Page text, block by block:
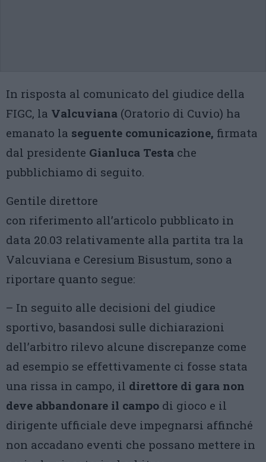
In risposta al comunicato del giudice della
FIGC, la Valcuviana (Oratorio di Cuvio) ha
emanato la seguente comunicazione, firmata
dal presidente Gianluca Testa che
pubblichiamo di seguito.
Gentile direttore
con riferimento all’articolo pubblicato in
data 20.03 relativamente alla partita tra la
Valcuviana e Ceresium Bisustum, sono a
riportare quanto segue:
– In seguito alle decisioni del giudice
sportivo, basandosi sulle dichiarazioni
dell’arbitro rilevo alcune discrepanze come
ad esempio se effettivamente ci fosse stata
una rissa in campo, il direttore di gara non
deve abbandonare il campo di gioco e il
dirigente ufficiale deve impegnarsi affinché
non accadano eventi che possano mettere in